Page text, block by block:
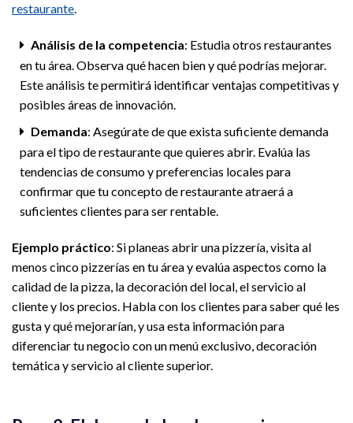
restaurante.
Análisis de la competencia: Estudia otros restaurantes
en tu área. Observa qué hacen bien y qué podrías mejorar.
Este análisis te permitirá identificar ventajas competitivas y
posibles áreas de innovación.
Demanda: Asegúrate de que exista suficiente demanda
para el tipo de restaurante que quieres abrir. Evalúa las
tendencias de consumo y preferencias locales para
confirmar que tu concepto de restaurante atraerá a
suficientes clientes para ser rentable.
Ejemplo práctico: Si planeas abrir una pizzería, visita al
menos cinco pizzerías en tu área y evalúa aspectos como la
calidad de la pizza, la decoración del local, el servicio al
cliente y los precios. Habla con los clientes para saber qué les
gusta y qué mejorarían, y usa esta información para
diferenciar tu negocio con un menú exclusivo, decoración
temática y servicio al cliente superior.